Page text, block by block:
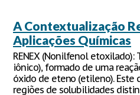
A Contextualização
Aplicações Químicas
RENEX (Nonilfenol
iônico), formado de uma
óxido de eteno (etileno). Este
regiões de solubilidades